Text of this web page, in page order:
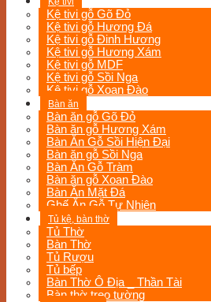
Kệ tivi gỗ Gõ Đỏ
Kệ tivi gỗ Hương Đá
Kệ tivi gỗ Đinh Hương
Kệ tivi gỗ Hương Xám
Kệ tivi gỗ MDF
Kệ tivi gỗ Sồi Nga
Kệ tivi gỗ Xoan Đào
Bàn ăn
Bàn ăn gỗ Gõ Đỏ
Bàn ăn gỗ Hương Xám
Bàn Ăn Gỗ Sồi Hiện Đại
Bàn ăn gỗ Sồi Nga
Bàn Ăn Gỗ Tràm
Bàn ăn gỗ Xoan Đào
Bàn Ăn Mặt Đá
Ghế Ăn Gỗ Tự Nhiên
Tủ kệ, bàn thờ
Tủ Thờ
Bàn Thờ
Tủ Rượu
Tủ bếp
Bàn Thờ Ô Địa _ Thần Tài
Bàn thờ treo tường